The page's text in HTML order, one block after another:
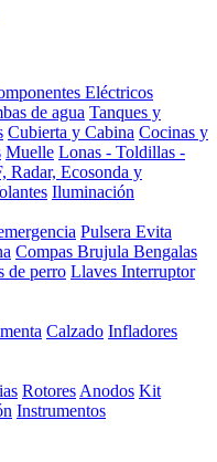
Eléctricos
de agua Tanques y
Cubierta y Cabina Cocinas y
Muelle Lonas - Toldillas -
Radar, Ecosonda y
Iluminación
Pulsera Evita
Compas Brujula Bengalas
de perro Llaves Interruptor
Calzado Infladores
Rotores Anodos Kit
Instrumentos